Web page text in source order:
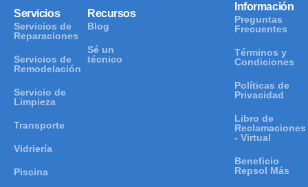
Servicios
Servicios de
Reparaciones
Servicios de
Remodelación
Servicio de
Limpieza
Transporte
Vidriería
Piscina
Recursos
Blog
Sé un
técnico
Información
Preguntas
Frecuentes
Términos y
Condiciones
Políticas de
Privacidad
Libro de
Reclamaciones
- Virtual
Beneficio
Repsol Más